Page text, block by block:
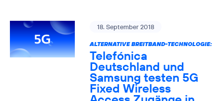
18. September 2018
ALTERNATIVE BREITBAND-TECHNOLOGIE:
Telefónica
Deutschland und
Samsung testen 5G
Fixed Wireless